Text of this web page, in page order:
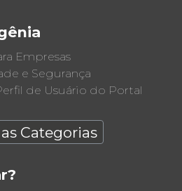
Empresas
e Segurança
de Usuário do Portal
Categorias